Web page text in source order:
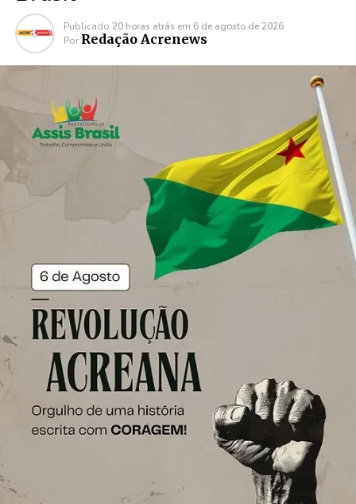
Publicado 20 horas atrás em 6 de agosto de 2026
Por Redação Acrenews